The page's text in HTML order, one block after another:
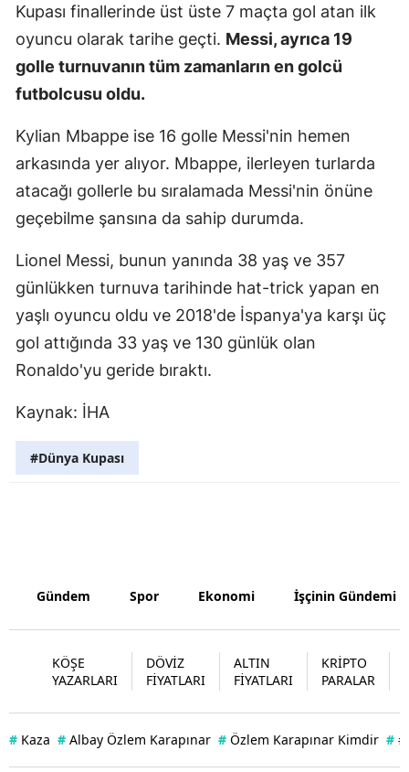
Manisa
Muğla
Muş
Ordu
Rize
Tunceli
Şanlıurfa
Uşak
Van
Kupası finallerinde üst üste 7 maçta gol atan ilk
oyuncu olarak tarihe geçti. Messi, ayrıca 19
golle turnuvanın tüm zamanların en golcü
futbolcusu oldu.
Kylian Mbappe ise 16 golle Messi'nin hemen
arkasında yer alıyor. Mbappe, ilerleyen turlarda
atacağı gollerle bu sıralamada Messi'nin önüne
geçebilme şansına da sahip durumda.
Lionel Messi, bunun yanında 38 yaş ve 357
günlükken turnuva tarihinde hat-trick yapan en
yaşlı oyuncu oldu ve 2018'de İspanya'ya karşı üç
gol attığında 33 yaş ve 130 günlük olan
Ronaldo'yu geride bıraktı.
Kaynak: İHA
#Dünya Kupası
Gündem Spor Ekonomi İşçinin Gündemi
KÖŞE
YAZARLARI
DÖVİZ
FİYATLARI
ALTIN
FİYATLARI
KRİPTO
PARALAR
# Kaza # Albay Özlem Karapınar # Özlem Karapınar Kimdir #